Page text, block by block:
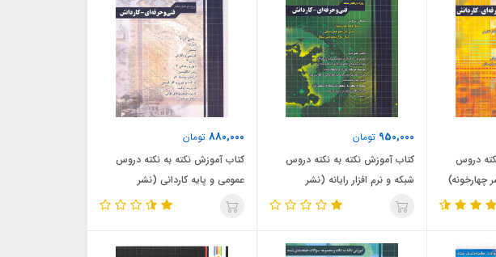
دروس
چهارخونه)
950,000 تومان
کتاب آموزش نکته به نکته دروس
شبکه و نرم افزار رایانه (نشر
چهارخونه)
880,000 تومان
کتاب آموزش نکته به نکته دروس
عمومی و پایه کاردانی (نشر
چهارخونه)